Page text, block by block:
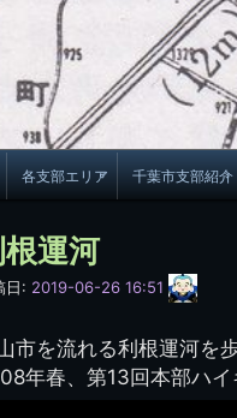
各支部エリア 千葉市支部紹介
会員・役員名
ちばし支部だ
運河
日: 2019-06-26 16:51
サ
イ
管
理
人
市を流れる利根運河を
年春、第13回本部ハイ